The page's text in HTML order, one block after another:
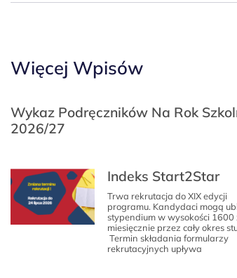
Więcej Wpisów
Wykaz Podręczników Na Rok
2026/27
Indeks Start2Star
Trwa rekrutacja do XIX edycji
programu. Kandydaci mogą
stypendium w wysokości 1600
miesięcznie przez cały okres
Termin składania formularzy
rekrutacyjnych upływa